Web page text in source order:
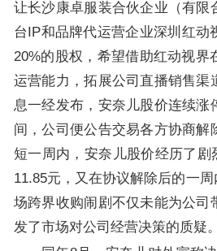
让长沙康卓服装合伙企业（有限
台IP和品牌代运营企业深圳红动
20%的股权，希望借助红动视界
运营能力，拓展公司直播销售渠
息一经发布，安奈儿股价连续涨
间，公司便公告交易各方协商解
短一周内，安奈儿股价经历了剧
11.85元，又在协议解除后的一
场跨界收购闹剧不仅未能为公司
发了市场对公司经营决策的质疑。